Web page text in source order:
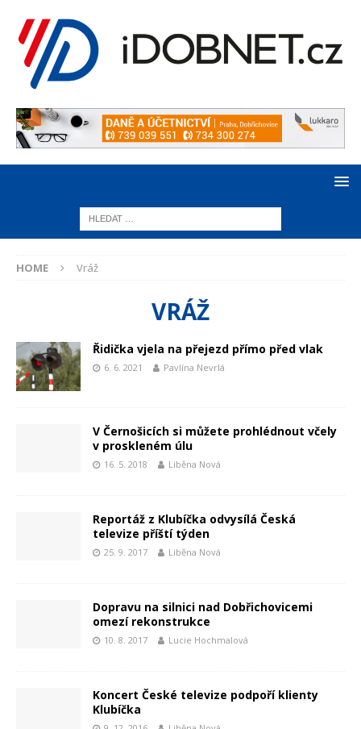
HOME Vráž
VRÁŽ
Řidička vjela na přejezd přímo před vlak
6. 6. 2021 Pavlína Nevrlá
V Černošicích si můžete prohlédnout včely
v proskleném úlu
16. 5. 2018 Liběna Nová
Reportáž z Klubíčka odvysílá Česká
televize příští týden
25. 9. 2017 Liběna Nová
Dopravu na silnici nad Dobřichovicemi
omezí rekonstrukce
10. 8. 2017 Lucie Hochmalová
Koncert České televize podpoří klienty
Klubíčka